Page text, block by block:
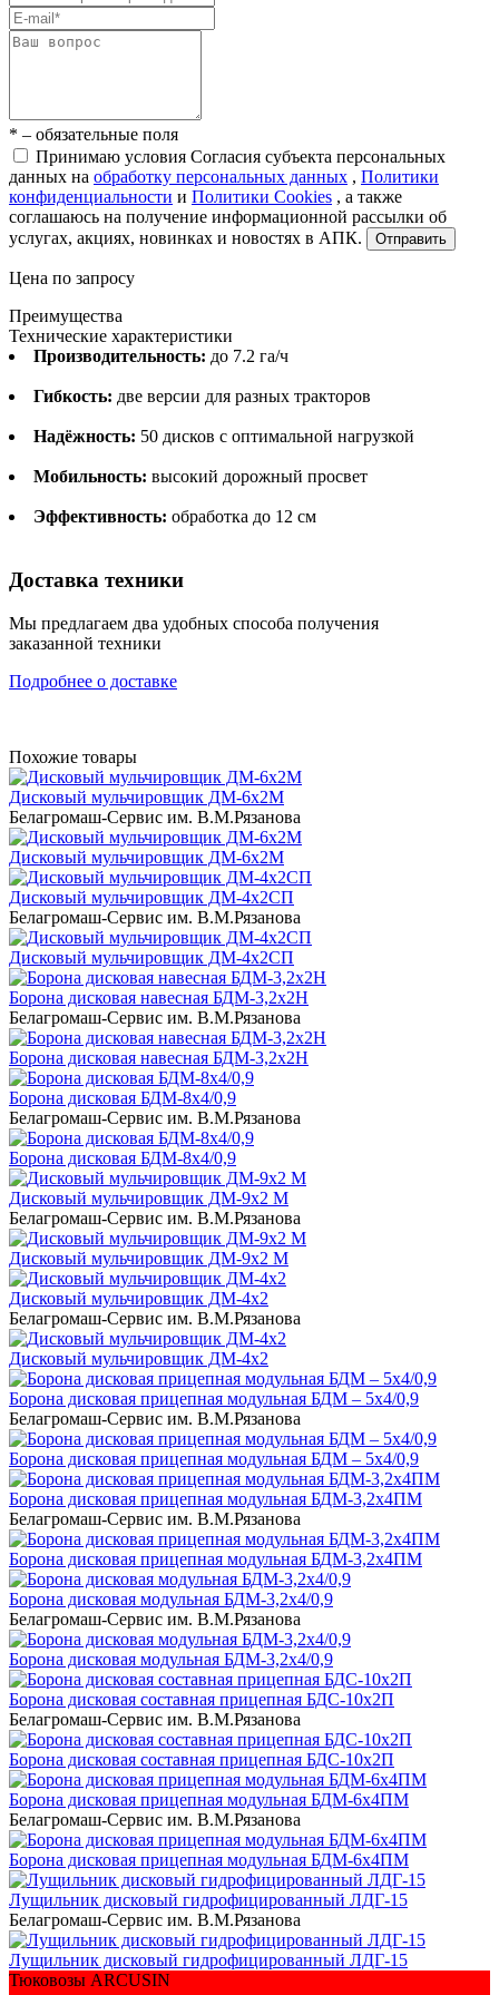
* – обязательные поля
Принимаю условия Согласия субъекта персональных
данных на обработку персональных данных , Политики
конфиденциальности и Политики Cookies , а также
соглашаюсь на получение информационной рассылки об
услугах, акциях, новинках и новостях в АПК.
Отправить
Цена по запросу
Преимущества
Технические характеристики
Производительность: до 7.2 га/ч
Гибкость: две версии для разных тракторов
Надёжность: 50 дисков с оптимальной нагрузкой
Мобильность: высокий дорожный просвет
Эффективность: обработка до 12 см
Доставка техники
Мы предлагаем два удобных способа получения
заказанной техники
Подробнее о доставке
Похожие товары
Дисковый мульчировщик ДМ-6х2М
Белагромаш-Сервис им. В.М.Рязанова
Дисковый мульчировщик ДМ-6х2М
Дисковый мульчировщик ДМ-4х2СП
Белагромаш-Сервис им. В.М.Рязанова
Дисковый мульчировщик ДМ-4х2СП
Борона дисковая навесная БДМ-3,2х2Н
Белагромаш-Сервис им. В.М.Рязанова
Борона дисковая навесная БДМ-3,2х2Н
Борона дисковая БДМ-8х4/0,9
Белагромаш-Сервис им. В.М.Рязанова
Борона дисковая БДМ-8х4/0,9
Дисковый мульчировщик ДМ-9х2 М
Белагромаш-Сервис им. В.М.Рязанова
Дисковый мульчировщик ДМ-9х2 М
Дисковый мульчировщик ДМ-4х2
Белагромаш-Сервис им. В.М.Рязанова
Дисковый мульчировщик ДМ-4х2
Борона дисковая прицепная модульная БДМ – 5х4/0,9
Белагромаш-Сервис им. В.М.Рязанова
Борона дисковая прицепная модульная БДМ – 5х4/0,9
Борона дисковая прицепная модульная БДМ-3,2х4ПМ
Белагромаш-Сервис им. В.М.Рязанова
Борона дисковая прицепная модульная БДМ-3,2х4ПМ
Борона дисковая модульная БДМ-3,2х4/0,9
Белагромаш-Сервис им. В.М.Рязанова
Борона дисковая модульная БДМ-3,2х4/0,9
Борона дисковая составная прицепная БДС-10х2П
Белагромаш-Сервис им. В.М.Рязанова
Борона дисковая составная прицепная БДС-10х2П
Борона дисковая прицепная модульная БДМ-6х4ПМ
Белагромаш-Сервис им. В.М.Рязанова
Борона дисковая прицепная модульная БДМ-6х4ПМ
Лущильник дисковый гидрофицированный ЛДГ-15
Белагромаш-Сервис им. В.М.Рязанова
Лущильник дисковый гидрофицированный ЛДГ-15
Тюковозы ARCUSIN